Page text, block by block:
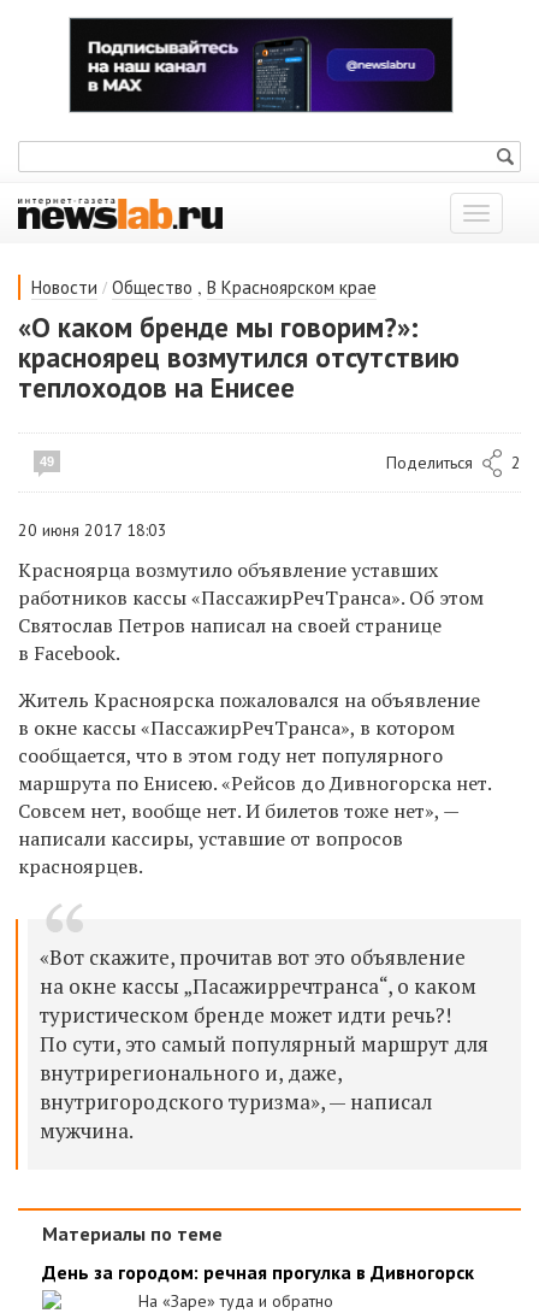
Показать
меню
Новости / Общество , В Красноярском крае
«О каком бренде мы говорим?»:
красноярец возмутился отсутствию
теплоходов на Енисее
49 Поделиться 2
20 июня 2017 18:03
Красноярца возмутило объявление уставших
работников кассы «ПассажирРечТранса». Об этом
Святослав Петров написал на своей странице
в Facebook.
Житель Красноярска пожаловался на объявление
в окне кассы «ПассажирРечТранса», в котором
сообщается, что в этом году нет популярного
маршрута по Енисею. «Рейсов до Дивногорска нет.
Совсем нет, вообще нет. И билетов тоже нет», —
написали кассиры, уставшие от вопросов
красноярцев.
«Вот скажите, прочитав вот это объявление
на окне кассы „Пасажирречтранса“, о каком
туристическом бренде может идти речь?!
По сути, это самый популярный маршрут для
внутрирегионального и, даже,
внутригородского туризма», — написал
мужчина.
Материалы по теме
День за городом: речная прогулка в Дивногорск
На «Заре» туда и обратно